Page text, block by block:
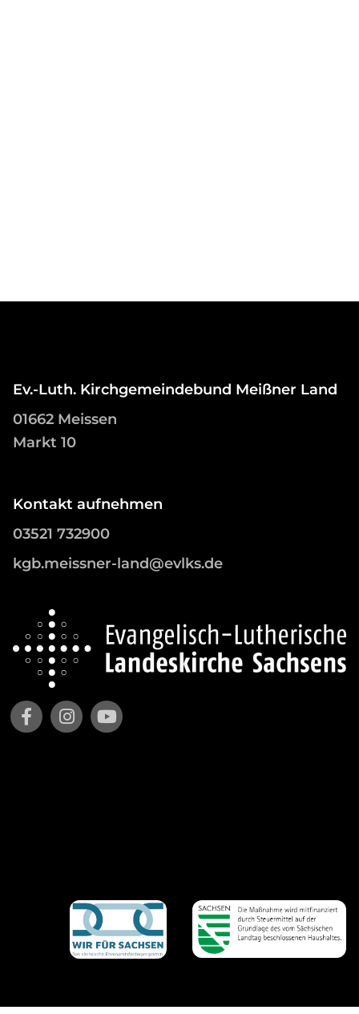
Ev.-Luth. Kirchgemeindebund Meißner Land
01662 Meissen
Markt 10
Kontakt aufnehmen
03521 732900
kgb.meissner-land@evlks.de